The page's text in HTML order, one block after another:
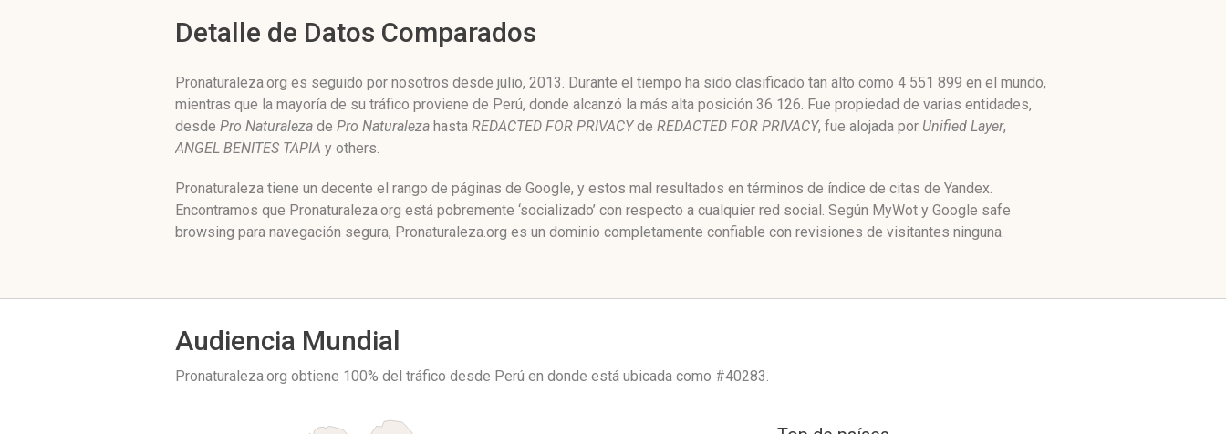
Detalle de Datos Comparados
Pronaturaleza.org es seguido por nosotros desde julio, 2013. Durante el tiempo ha sido clasificado tan alto como 4 551 899 en el mundo,
mientras que la mayoría de su tráfico proviene de Perú, donde alcanzó la más alta posición 36 126. Fue propiedad de varias entidades,
desde Pro Naturaleza de Pro Naturaleza hasta REDACTED FOR PRIVACYde REDACTED FOR PRIVACY, fue alojada por Unified Layer,
ANGEL BENITES TAPIA y others.
Pronaturaleza tiene un decente el rango de páginas de Google, y estos mal resultados en términos de índice de citas de Yandex.
Encontramos que Pronaturaleza.org está pobremente ‘socializado’ con respecto a cualquier red social. Según MyWot y Google safe
browsing para navegación segura, Pronaturaleza.org es un dominio completamente confiable con revisiones de visitantes ninguna.
Audiencia Mundial
Pronaturaleza.org obtiene 100% del tráfico desde Perú en donde está ubicada como #40283.